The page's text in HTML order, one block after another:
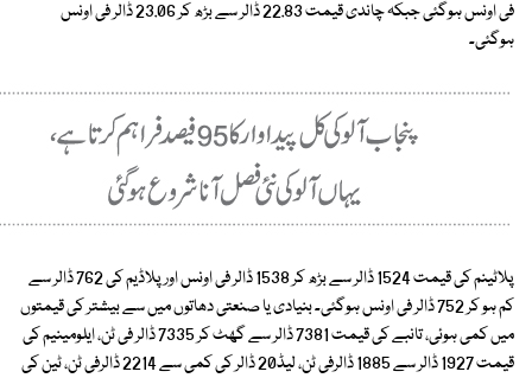
فی اونس ہوگئی جبکہ چاندی قیمت 22.83 ڈالر سے بڑھ کر 23.06 ڈالر فی اونس
ہوگئی۔
پلاٹینم کی قیمت 1524 ڈالر سے بڑھ کر 1538 ڈالر فی اونس اور پلاڈیم کی 762 ڈالر سے
کم ہو کر 752 ڈالر فی اونس ہوگئی۔ بنیادی یا صنعتی دھاتوں میں سے بیشتر کی قیمتوں
میں کمی ہوئی، تانبے کی قیمت 7381 ڈالر سے گھٹ کر 7335 ڈالر فی ٹن، ایلومینیم کی
قیمت 1927 ڈالر سے 1885 ڈالرفی ٹن، لیڈ20 ڈالر کی کمی سے 2214 ڈالرفی ٹن، ٹین کی